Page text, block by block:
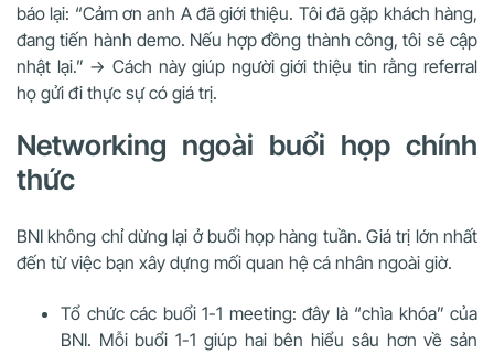
báo lại: “Cảm ơn anh A đã giới thiệu. Tôi đã gặp khách hàng,
đang tiến hành demo. Nếu hợp đồng thành công, tôi sẽ cập
nhật lại.” → Cách này giúp người giới thiệu tin rằng referral
họ gửi đi thực sự có giá trị.
Networking ngoài buổi họp chính
thức
BNI không chỉ dừng lại ở buổi họp hàng tuần. Giá trị lớn nhất
đến từ việc bạn xây dựng mối quan hệ cá nhân ngoài giờ.
Tổ chức các buổi 1-1 meeting: đây là “chìa khóa” của
BNI. Mỗi buổi 1-1 giúp hai bên hiểu sâu hơn về sản